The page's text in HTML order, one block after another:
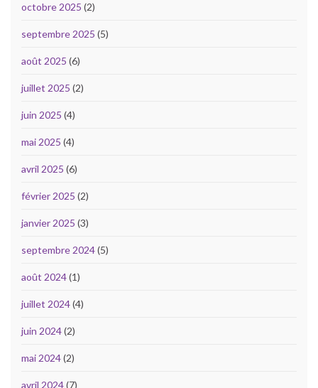
octobre 2025 (2)
septembre 2025 (5)
août 2025 (6)
juillet 2025 (2)
juin 2025 (4)
mai 2025 (4)
avril 2025 (6)
février 2025 (2)
janvier 2025 (3)
septembre 2024(5)
août 2024(1)
juillet 2024(4)
juin 2024(2)
mai 2024(2)
avril 2024(7)